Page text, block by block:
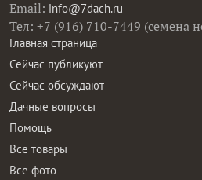
Email: info@7dach.ru
Тел: +7 (916) 710-7449 (семена
Главная страница
Сейчас публикуют
Сейчас обсуждают
Дачные вопросы
Помощь
Все товары
Все фото